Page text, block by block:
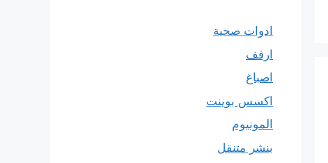
ادوات صحية
ارفف
اصباغ
اكسس بوينت
المونيوم
بنشر متنقل